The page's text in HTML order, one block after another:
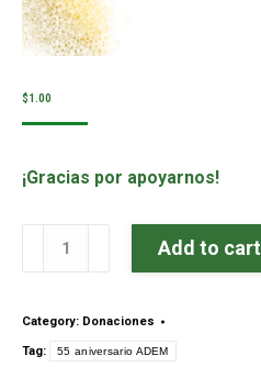
$1.00
¡Gracias por apoyarnos!
Donación
Add to cart
Category: Donaciones
Tag: 55 aniversario ADEM